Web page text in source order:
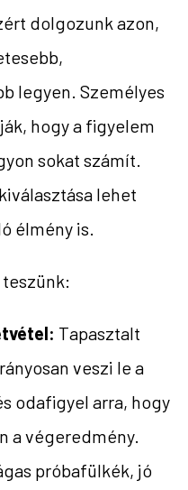
dolgozunk azon,
legyen. Személyes
hogy a figyelem
sokat számít.
lehet
élmény is.
Tapasztalt
veszi le a
odafigyel arra, hogy
a végeredmény.
próbafülkék, jó